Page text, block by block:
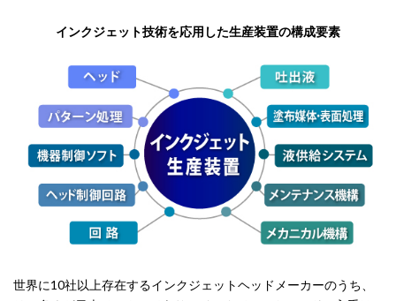
インクジェット技術を応用した生産装置の構成要素
世界に10社以上存在するインクジェットヘッドメーカーのうち、